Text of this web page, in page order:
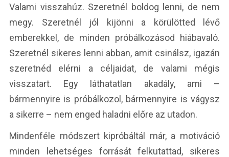
Valami visszahúz. Szeretnél boldog lenni, de nem
megy. Szeretnél jól kijönni a körülötted lévő
emberekkel, de minden próbálkozásod hiábavaló.
Szeretnél sikeres lenni abban, amit csinálsz, igazán
szeretnéd elérni a céljaidat, de valami mégis
visszatart. Egy láthatatlan akadály, ami –
bármennyire is próbálkozol, bármennyire is vágysz
a sikerre – nem enged haladni előre az utadon.
Mindenféle módszert kipróbáltál már, a motiváció
minden lehetséges forrását felkutattad, sikeres